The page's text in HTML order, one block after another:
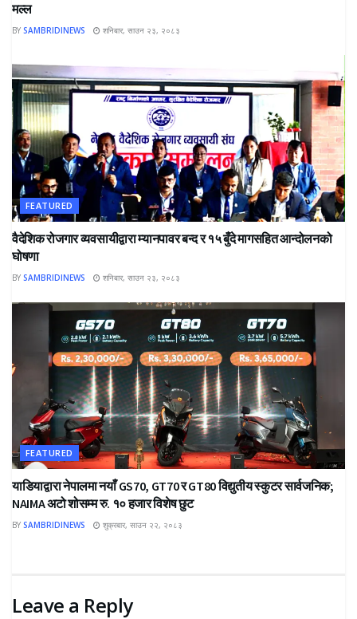
मल्ल
BY SAMBRIDINEWS शनिबार, साउन २३, २०८३
FEATURED
वैदेशिक रोजगार व्यवसायीद्वारा म्यानपावर बन्द र १५ बुँदे मागसहित आन्दोलनको
घोषणा
BY SAMBRIDINEWS शनिबार, साउन २३, २०८३
FEATURED
याडियाद्वारा नेपालमा नयाँ GS70, GT70 र GT80 विद्युतीय स्कुटर सार्वजनिक;
NAIMA अटो शोसम्म रु. १० हजार विशेष छुट
BY SAMBRIDINEWS शुक्रबार, साउन २२, २०८३
Leave a Reply